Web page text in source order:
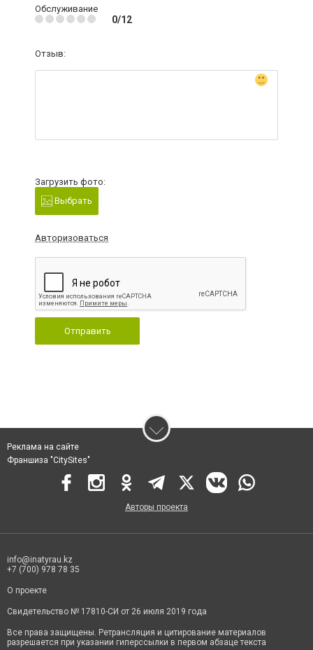
Обслуживание
0/12
Отзыв:
Загрузить фото:
Выбрать
Авторизоваться
Отправить
Реклама на сайте
Франшиза "CitySites"
Авторы проекта
info@inatyrau.kz
+7 (700) 978 78 35
О проекте
Свидетельство № 17810-СИ от 26 июля 2019 года
Все права защищены. Ретрансляция и цитирование материалов
разрешается при указании гиперссылки в первом абзаце текста